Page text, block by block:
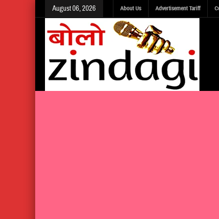
August 06, 2026 About Us Advertisement Tariff